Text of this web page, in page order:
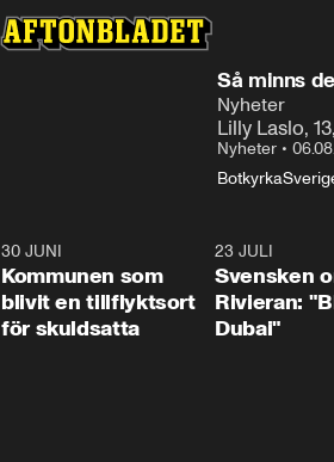
Så minns
Nyheter
Lilly Laslo,
Nyheter •
Botkyrka
1:24
30 JUNI
Kommunen som
blivit en tillflyktsort
för skuldsatta
23 JULI
Svensken
Rivieran:
Dubai"